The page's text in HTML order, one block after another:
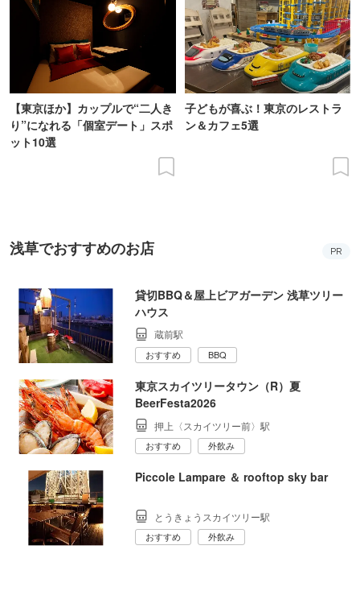
【東京ほか】カップルで“二人き
り”になれる「個室デート」スポ
ット10選
子どもが喜ぶ！東京のレストラ
ン＆カフェ5選
浅草でおすすめのお店 PR
貸切BBQ＆屋上ビアガーデン 浅草ツリー
ハウス
蔵前駅
おすすめ BBQ
東京スカイツリータウン（R）夏
BeerFesta2026
押上〈スカイツリー前〉駅
おすすめ 外飲み
Piccole Lampare ＆ rooftop sky bar
とうきょうスカイツリー駅
おすすめ 外飲み